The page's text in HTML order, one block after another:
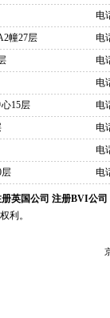
电
幢27层
电
电
电
15层
电
电
电
层 电
英国公司 注册BVI公司
利。